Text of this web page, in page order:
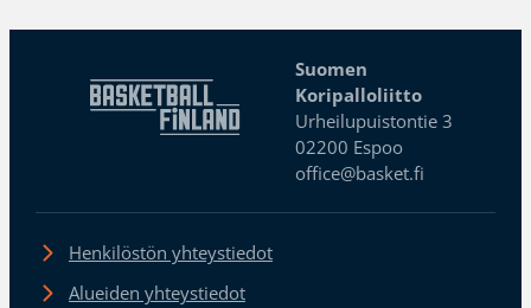
Suomen
Koripalloliitto
Urheilupuistontie 3
02200 Espoo
office@basket.fi
Henkilöstön yhteystiedot
Alueiden yhteystiedot